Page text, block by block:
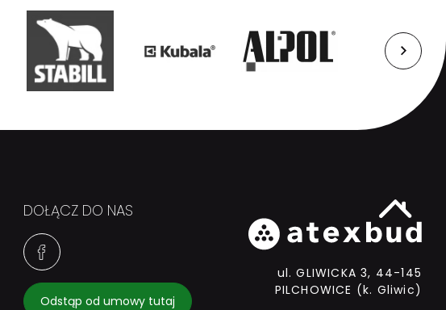
DOŁĄCZ DO NAS
Odstąp od umowy tutaj
ul. GLIWICKA 3, 44-145
PILCHOWICE (k. Gliwic)